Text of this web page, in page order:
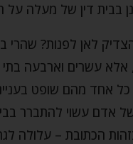
בבית דין של מעלה על
לאן לפנות? שהרי
אלא עשרים וארבעה בתי
אחד מהם שופט
אדם עשוי להתברר
הכתובת – עלולה